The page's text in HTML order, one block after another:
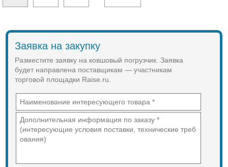
Заявка на закупку
Разместите заявку на ковшовый погрузчик. Заявка
будет направлена поставщикам — участникам
торговой площадки Raise.ru.